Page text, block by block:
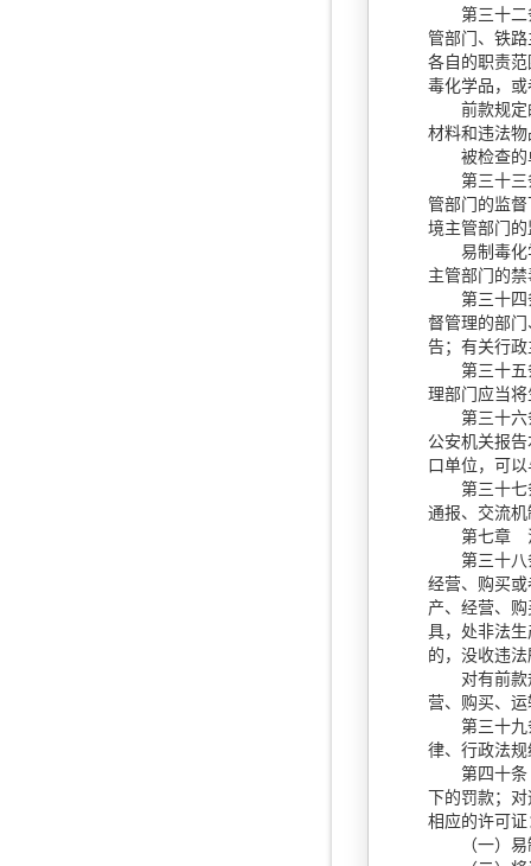
第三十
管部门、铁
各自的职责
毒化学品，
前款规定的
材料和违法
被检查的单
第三十三条
管部门的监
境主管部门
易制毒化学
主管部门的
第三十四条
督管理的部
告；有关行
第三十五条
理部门应当
第三十六条
公安机关报
口单位，可
第三十七条
通报、交流机
第七章
第三十
经营、购买
产、经营、
具，处非法
的，没收违
对有前款规
营、购买、
第三十九条
律、行政法
第四十条
下的罚款；
相应的许可证
（一）易制